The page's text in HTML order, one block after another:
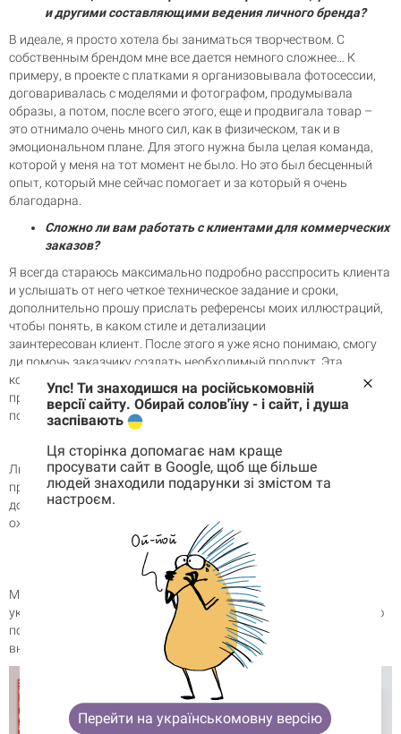
и другими составляющими ведения личного бренда?
В идеале, я просто хотела бы заниматься творчеством. С
собственным брендом мне все дается немного сложнее… К
примеру, в проекте с платками я организовывала фотосессии,
договаривалась с моделями и фотографом, продумывала
образы, а потом, после всего этого, еще и продвигала товар –
это отнимало очень много сил, как в физическом, так и в
эмоциональном плане. Для этого нужна была целая команда,
которой у меня на тот момент не было. Но это был бесценный
опыт, который мне сейчас помогает и за который я очень
благодарна.
Сложно ли вам работать с клиентами для коммерческих
заказов?
Я всегда стараюсь максимально подробно расспросить клиента
и услышать от него четкое техническое задание и сроки,
дополнительно прошу прислать референсы моих иллюстраций,
чтобы понять, в каком стиле и детализации
заинтересован клиент. После этого я уже ясно понимаю, смогу
ли помочь заказчику создать необходимый продукт. Эта
конкретика на старте минимизирует недоразумения, и, как
правило, такая работа идет легко и без неожиданных
поворотов.
Есть ли у вас любимый принт или тема в целом?
Любимого принта как такового нет. Но мне очень нравится
принцип создания сначала контурного изображения, а затем
добавление к нему цветов. Очень интересно наблюдать, как
оживает иллюстрация.
Этностиль сейчас это тренд. Как думаете, будет
ли этностиль популярным и дальше?
Мне кажется, этот тренд не выйдет из моды. В частности,
украинский этностиль имеет мощную, вариативную и красивую
почву, поэтому с ним очень интересно экспериментировать и
вносить каждый раз что-то новое.
Упс! Ти знаходишся на російськомовній
версії сайту. Обирай солов'їну - і сайт, і душа
заспівають
Ця сторінка допомагає нам краще
просувати сайт в Google, щоб ще більше
людей знаходили подарунки зі змістом та
настроєм.
Перейти на українськомовну версію
Корзина
Корзина пуста